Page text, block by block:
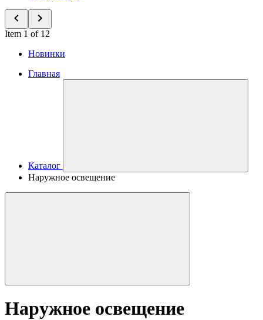
Item 1 of 12
Новинки
Главная
Каталог
Наружное освещение
Наружное освещение